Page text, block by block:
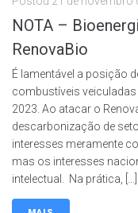
NOTA –
RenovaBio
É lamentável a posição
combustíveis
2023. Ao atacar o
descarbonização de
interesses meramente
mas os interesses
intelectual. Na prática, […]